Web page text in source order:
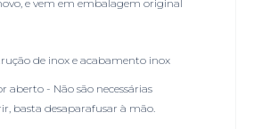
e vem em embalagem original
de inox e acabamento inox
aberto - Não são necessárias
basta desaparafusar à mão.